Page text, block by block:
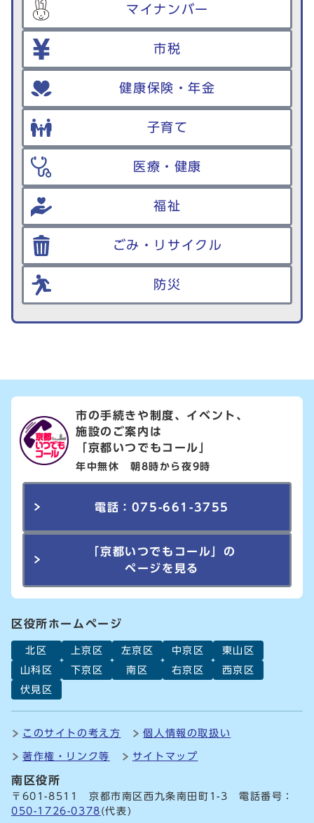
マイナンバー
市税
健康保険・年金
子育て
医療・健康
福祉
ごみ・リサイクル
防災
市の手続きや制度、イベント、
施設のご案内は
「京都いつでもコール」
年中無休 朝8時から夜9時
電話：075-661-3755
「京都いつでもコール」の
ページを見る
区役所ホームページ
北区 上京区 左京区 中京区
東山区
山科区
下京区 南区 右京区
西京区
伏見区
このサイトの考え方 個人情報の取扱い
著作権・リンク等 サイトマップ
南区役所
〒601-8511 京都市南区西九条南田町1-3 電話番号：
050-1726-0378 (代表)